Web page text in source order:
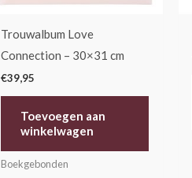
Trouwalbum Love
Connection – 30×31 cm
€39,95
Toevoegen aan
winkelwagen
Boekgebonden